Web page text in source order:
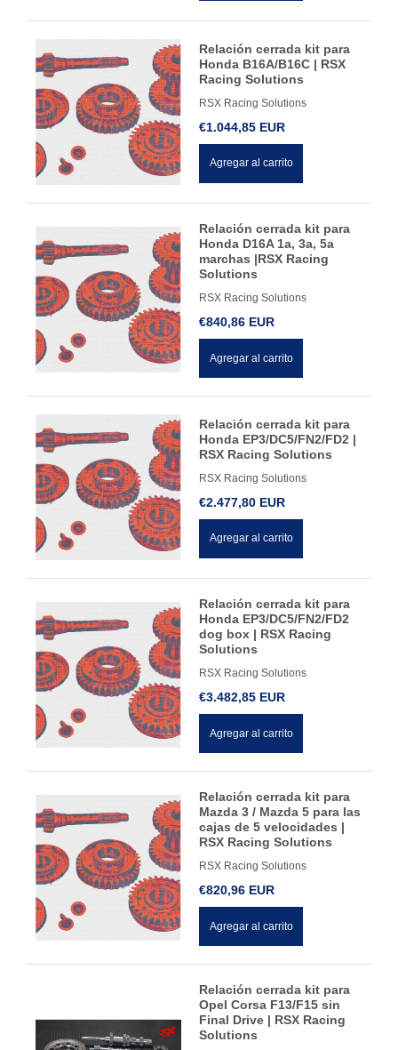
Relación cerrada kit para
Honda B16A/B16C | RSX
Racing Solutions
RSX Racing Solutions
€1.044,85 EUR
Agregar al carrito
Relación cerrada kit para
Honda D16A 1a, 3a, 5a
marchas |RSX Racing
Solutions
RSX Racing Solutions
€840,86 EUR
Agregar al carrito
Relación cerrada kit para
Honda EP3/DC5/FN2/FD2 |
RSX Racing Solutions
RSX Racing Solutions
€2.477,80 EUR
Agregar al carrito
Relación cerrada kit para
Honda EP3/DC5/FN2/FD2
dog box | RSX Racing
Solutions
RSX Racing Solutions
€3.482,85 EUR
Agregar al carrito
Relación cerrada kit para
Mazda 3 / Mazda 5 para las
cajas de 5 velocidades |
RSX Racing Solutions
RSX Racing Solutions
€820,96 EUR
Agregar al carrito
Relación cerrada kit para
Opel Corsa F13/F15 sin
Final Drive | RSX Racing
Solutions